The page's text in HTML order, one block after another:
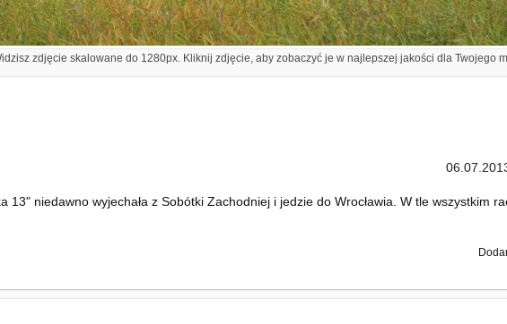
zdjęcie skalowane do 1280px. Kliknij zdjęcie, aby zobaczyć je w najlepszej jakości dla Twojego
13" niedawno wyjechała z Sobótki Zachodniej i jedzie do Wrocławia. W tle wszystkim